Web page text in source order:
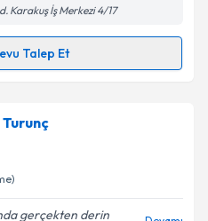
Karakuş İş Merkezi 4/17
Talep Et
için randevu takvimi talebi
randevu almanız için bir
posta ile bilgilendireceğiz.
Turunç
gerçekten derin